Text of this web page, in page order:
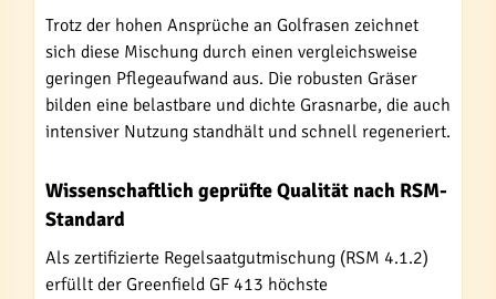
Trotz der hohen Ansprüche an Golfrasen zeichnet
sich diese Mischung durch einen vergleichsweise
geringen Pflegeaufwand aus. Die robusten Gräser
bilden eine belastbare und dichte Grasnarbe, die auch
intensiver Nutzung standhält und schnell regeneriert.
Wissenschaftlich geprüfte Qualität nach RSM-
Standard
Als zertifizierte Regelsaatgutmischung (RSM 4.1.2)
erfüllt der Greenfield GF 413 höchste